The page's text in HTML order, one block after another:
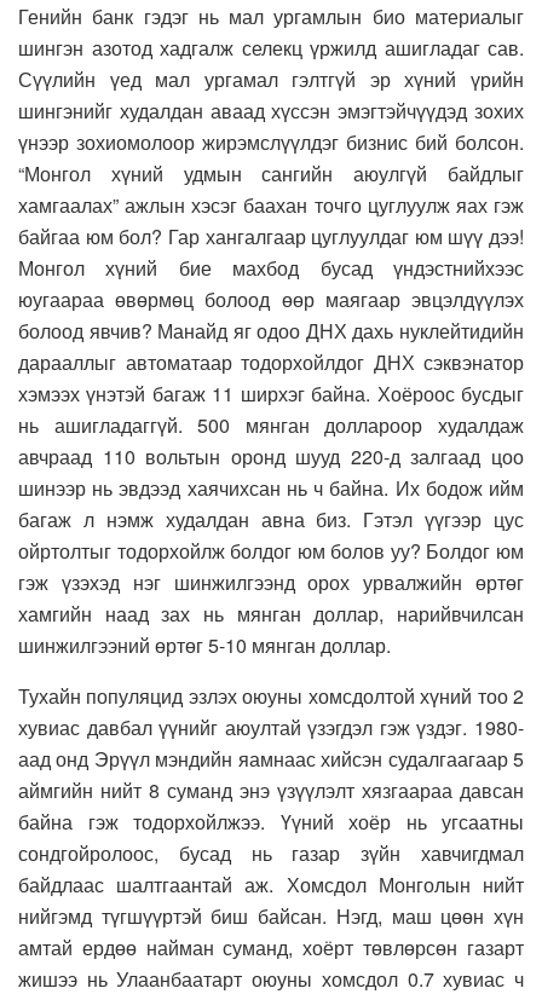
Генийн банк гэдэг нь мал ургамлын био материалыг
шингэн азотод хадгалж селекц үржилд ашигладаг сав.
Сүүлийн үед мал ургамал гэлтгүй эр хүний үрийн
шингэнийг худалдан аваад хүссэн эмэгтэйчүүдэд зохих
үнээр зохиомолоор жирэмслүүлдэг бизнис бий болсон.
“Монгол хүний удмын сангийн аюулгүй байдлыг
хамгаалах” ажлын хэсэг баахан точго цуглуулж яах гэж
байгаа юм бол? Гар хангалгаар цуглуулдаг юм шүү дээ!
Монгол хүний бие махбод бусад үндэстнийхээс
юугаараа өвөрмөц болоод өөр маягаар эвцэлдүүлэх
болоод явчив? Манайд яг одоо ДНХ дахь нуклейтидийн
дарааллыг автоматаар тодорхойлдог ДНХ сэквэнатор
хэмээх үнэтэй багаж 11 ширхэг байна. Хоёроос бусдыг
нь ашигладаггүй. 500 мянган доллароор худалдаж
авчраад 110 вольтын оронд шууд 220-д залгаад цоо
шинээр нь эвдээд хаячихсан нь ч байна. Их бодож ийм
багаж л нэмж худалдан авна биз. Гэтэл үүгээр цус
ойртолтыг тодорхойлж болдог юм болов уу? Болдог юм
гэж үзэхэд нэг шинжилгээнд орох урвалжийн өртөг
хамгийн наад зах нь мянган доллар, нарийвчилсан
шинжилгээний өртөг 5-10 мянган доллар.
Тухайн популяцид эзлэх оюуны хомсдолтой хүний тоо 2
хувиас давбал үүнийг аюултай үзэгдэл гэж үздэг. 1980-
аад онд Эрүүл мэндийн яамнаас хийсэн судалгаагаар 5
аймгийн нийт 8 суманд энэ үзүүлэлт хязгаараа давсан
байна гэж тодорхойлжээ. Үүний хоёр нь угсаатны
сондгойролоос, бусад нь газар зүйн хавчигдмал
байдлаас шалтгаантай аж. Хомсдол Монголын нийт
нийгэмд түгшүүртэй биш байсан. Нэгд, маш цөөн хүн
амтай ердөө найман суманд, хоёрт төвлөрсөн газарт
жишээ нь Улаанбаатарт оюуны хомсдол 0.7 хувиас ч